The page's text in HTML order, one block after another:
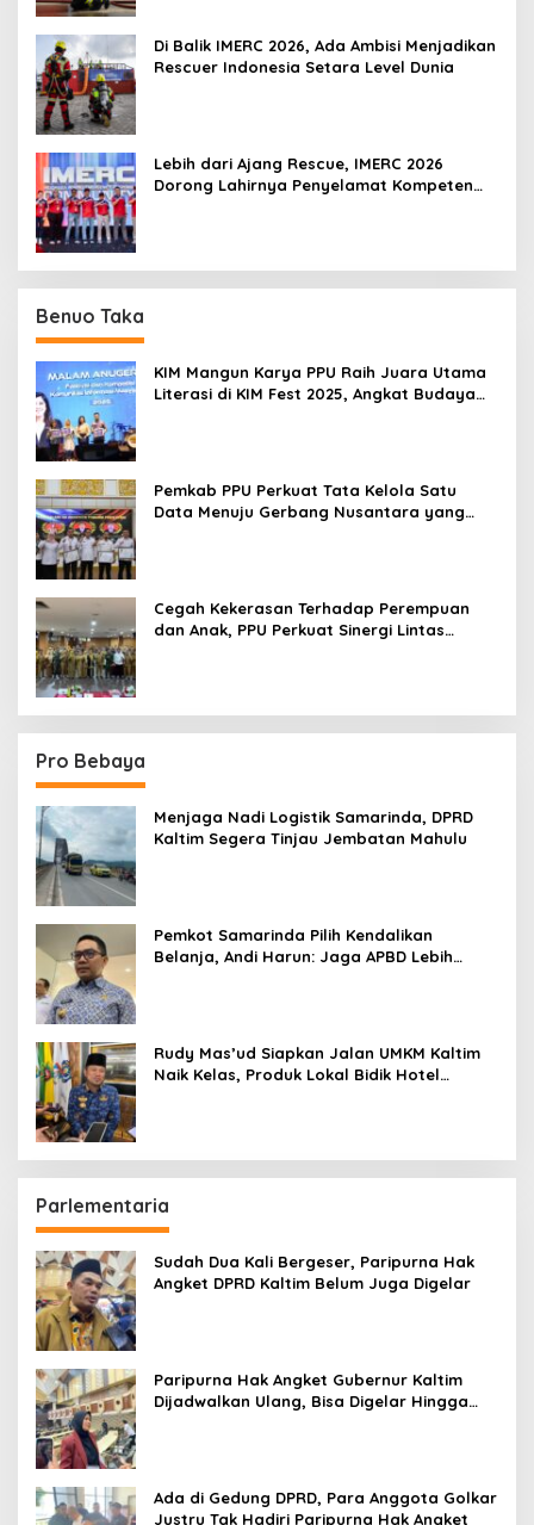
Di Balik IMERC 2026, Ada Ambisi Menjadikan
Rescuer Indonesia Setara Level Dunia
Lebih dari Ajang Rescue, IMERC 2026
Dorong Lahirnya Penyelamat Kompeten
Benuo Taka
KIM Mangun Karya PPU Raih Juara Utama
Literasi di KIM Fest 2025, Angkat Budaya
Pemkab PPU Perkuat Tata Kelola Satu
Data Menuju Gerbang Nusantara yang
Cegah Kekerasan Terhadap Perempuan
dan Anak, PPU Perkuat Sinergi Lintas
Pro Bebaya
Menjaga Nadi Logistik Samarinda, DPRD
Kaltim Segera Tinjau Jembatan Mahulu
Pemkot Samarinda Pilih Kendalikan
Belanja, Andi Harun: Jaga APBD Lebih
Rudy Mas’ud Siapkan Jalan UMKM Kaltim
Naik Kelas, Produk Lokal Bidik Hotel
Parlementaria
Sudah Dua Kali Bergeser, Paripurna Hak
Angket DPRD Kaltim Belum Juga Digelar
Paripurna Hak Angket Gubernur Kaltim
Dijadwalkan Ulang, Bisa Digelar Hingga
Ada di Gedung DPRD, Para Anggota Golkar
Justru Tak Hadiri Paripurna Hak Angket